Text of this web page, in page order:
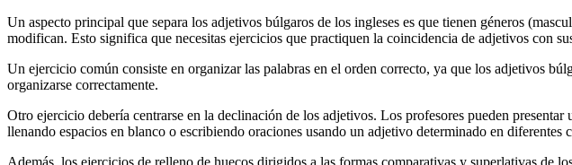
Un aspecto principal que separa los adjetivos búlgaros de los ingleses es que tienen géneros
modifican. Esto significa que necesitas ejercicios que practiquen la coincidencia de adjetivos con
Un ejercicio común consiste en organizar las palabras en el orden correcto, ya que los adjetivos
organizarse correctamente.
Otro ejercicio debería centrarse en la declinación de los adjetivos. Los profesores pueden
llenando espacios en blanco o escribiendo oraciones usando un adjetivo determinado en diferentes
Además, los ejercicios de relleno de huecos dirigidos a las formas comparativas y superlativas de